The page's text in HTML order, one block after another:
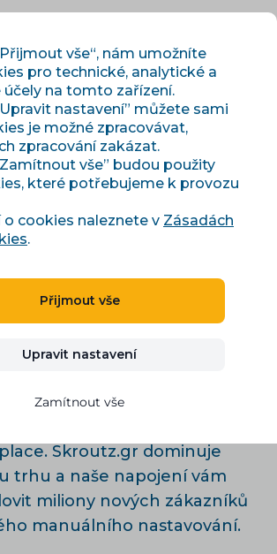
Skroutz
Conviu je klíčem k úspěchu na
Skroutz.gr dominuje
trhu a naše napojení vám
miliony nových zákazníků
manuálního nastavování.
vše“, nám umožníte
pro technické, analytické a
na tomto zařízení.
nastavení” můžete sami
je možné zpracovávat,
zpracování zakázat.
vše” budou použity
které potřebujeme k provozu
cookies naleznete v Zásadách
.
Přijmout vše
Upravit nastavení
Zamítnout vše